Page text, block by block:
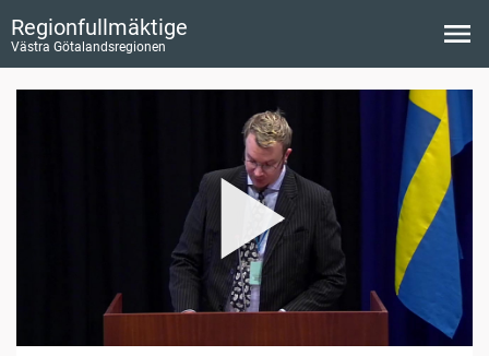
Regionfullmäktige
Västra Götalandsregionen